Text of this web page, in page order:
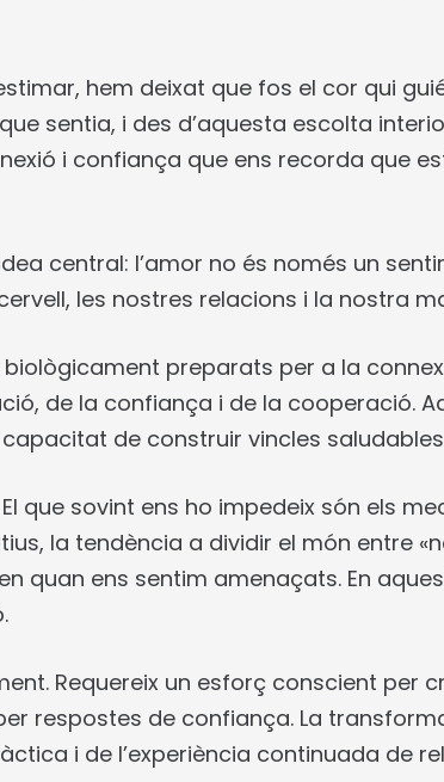
hem deixat que fos el cor qui
sentia, i des d’aquesta escolta
i confiança que ens recorda que
central: l’amor no és només un
les nostres relacions i la nostra
preparats per a la
de la confiança i de la cooperació.
de construir vincles
que sovint ens ho impedeix són els
la tendència a dividir el món entre
quan ens sentim amenaçats. En
Requereix un esforç conscient per
respostes de confiança. La
i de l’experiència continuada de